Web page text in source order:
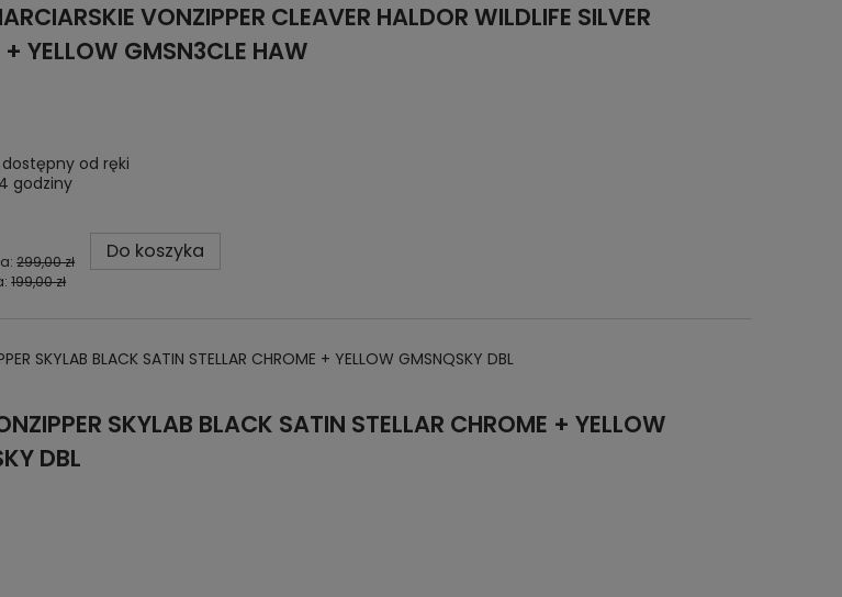
VONZIPPER CLEAVER HALDOR WILDLIFE SILVER
+ YELLOW GMSN3CLE HAW
dostępny od ręki
godziny
299,00 zł
199,00 zł
Do koszyka
SKYLAB BLACK SATIN STELLAR CHROME + YELLOW GMSNQSKY DBL
SKYLAB BLACK SATIN STELLAR CHROME + YELLOW
DBL